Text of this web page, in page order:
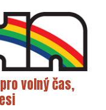
volný čas,